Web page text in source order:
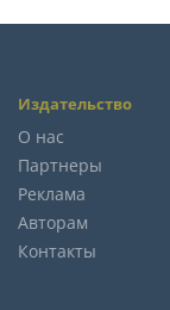
Издательство
О нас
Партнеры
Реклама
Авторам
Контакты